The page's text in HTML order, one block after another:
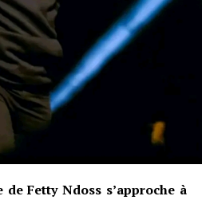
Fetty Ndoss s’approche à